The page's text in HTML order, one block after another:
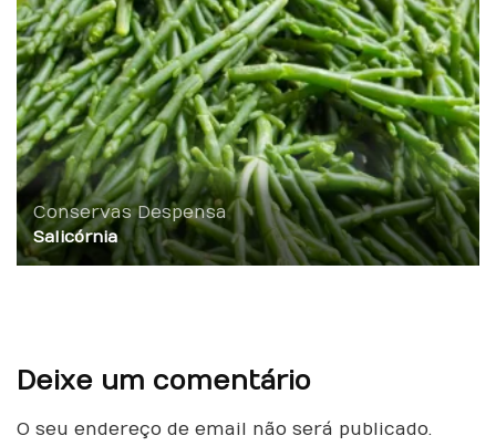
Conservas Despensa
Salicórnia
Deixe um comentário
O seu endereço de email não será publicado.